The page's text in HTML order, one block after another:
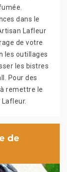
dans le
Lafleur
de votre
les outillages
les bistres
Pour des
remettre le
de